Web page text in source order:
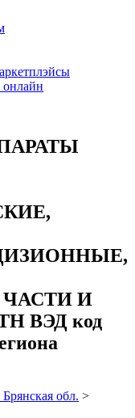
онлайн
И
ВЭД код
обл. >